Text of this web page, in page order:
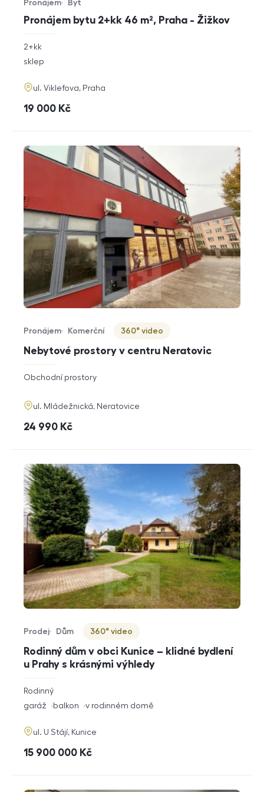
Pronájem bytu 2+kk 46 m², Praha - Žižkov
Typ nabídky
Pronájem
Typ nemovitosti
Byt
rozměry
2+kk
funkce
sklep
adresa
ul. Viklefova, Praha
cena
19 000 Kč
Nebytové prostory v centru Neratovic
Typ nabídky
Pronájem
Typ nemovitosti
Komerční
Virtuální prohlídka
360° video
rozměry
dispozice
Obchodní prostory
adresa
ul. Mládežnická, Neratovice
cena
24 990 Kč
Rodinný dům v obci Kunice – klidné bydlení
u Prahy s krásnými výhledy
Typ nabídky
Prodej
Typ nemovitosti
Dům
Virtuální prohlídka
360° video
rozměry
dispozice
Rodinný
funkce
garáž balkon v rodinném domě
adresa
ul. U Stájí, Kunice
cena
15 900 000 Kč